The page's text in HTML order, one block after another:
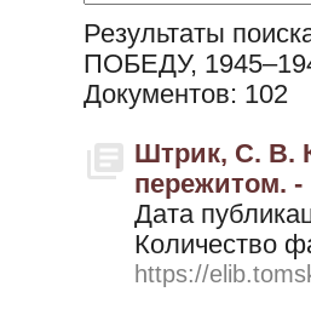
Результаты
ПОБЕДУ,
Документов: 102
Штрик, С. В.
пережитом. -
Дата
Количество
https://